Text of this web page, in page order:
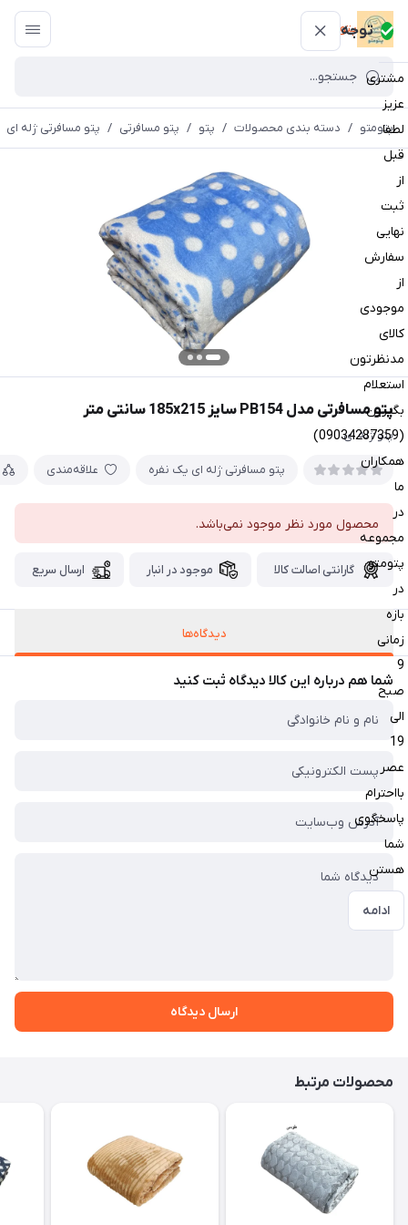
توجه
مشتری
عزیز
لطفا
قبل
از
ثبت
نهایی
سفارش
از
موجودی
کالای
مدنظرتون
استعلام
بگیرین
(09034287359)
همکاران
ما
در
مجموعه
پتومتو
در
بازه
زمانی
9
صبح
الی
19
عصر
بااحترام
پاسخگوی
شما
هستن
ادامه
پتومتو
پتومتو / دسته بندی محصولات / پتو / پتو مسافرتی / پتو مسافرتی ژله ای
پتو مسافرتی مدل PB154 سایز 185x215 سانتی متر
پتو ژله ای
پتو مسافرتی ژله ای یک نفره علاقه‌مندی
محصول مورد نظر موجود نمی‌باشد.
گارانتی اصالت کالا موجود در انبار ارسال سریع
دیدگاه‌ها
شما هم درباره این کالا دیدگاه ثبت کنید
ارسال دیدگاه
محصولات مرتبط